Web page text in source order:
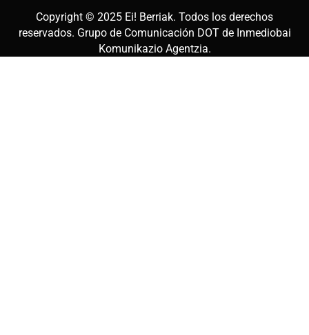
Copyright © 2025 Ei! Berriak. Todos los derechos
reservados. Grupo de Comunicación DOT de Inmediobai
Komunikazio Agentzia.